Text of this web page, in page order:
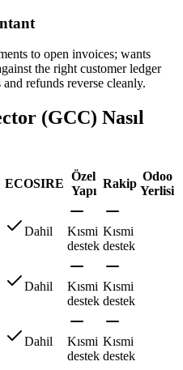
to open invoices; wants
the right customer ledger
refunds reverse cleanly.
(GCC) Nasıl
ECOSIRE
Özel
Yapı
Rakip
Odoo
Yerlisi
Dahil
Kısmi
destek
Kısmi
destek
Dahil
Kısmi
destek
Kısmi
destek
Dahil
Kısmi
destek
Kısmi
destek